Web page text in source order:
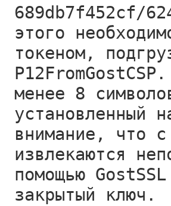
689db7f452cf/
этого
токеном,
менее 8
установленный
внимание, что
извлекаются
помощью
закрытый ключ.